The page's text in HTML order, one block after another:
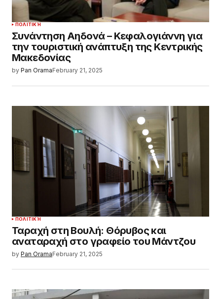
ΠΟΛΙΤΙΚΉ
Συνάντηση Αηδονά – Κεφαλογιάννη για
την τουριστική ανάπτυξη της Κεντρικής
Μακεδονίας
by Pan OramaFebruary 21, 2025
ΠΟΛΙΤΙΚΉ
Ταραχή στη Βουλή: Θόρυβος και
αναταραχή στο γραφείο του Μάντζου
by Pan OramaFebruary 21, 2025